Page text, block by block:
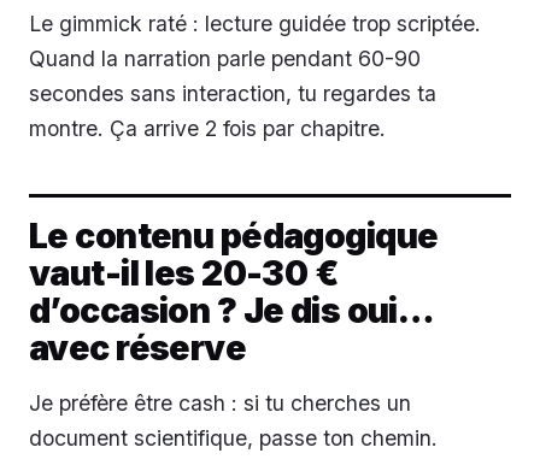
Le gimmick raté : lecture guidée trop scriptée.
Quand la narration parle pendant 60-90
secondes sans interaction, tu regardes ta
montre. Ça arrive 2 fois par chapitre.
Le contenu pédagogique
vaut-il les 20-30 €
d’occasion ? Je dis oui…
avec réserve
Je préfère être cash : si tu cherches un
document scientifique, passe ton chemin.